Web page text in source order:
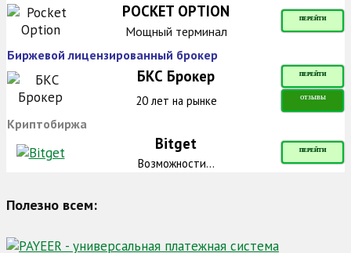
POCKET OPTION ПЕРЕЙТИ
Мощный терминал
Биржевой лицензированный брокер
БКС Брокер ПЕРЕЙТИ
20 лет на рынке ОТЗЫВЫ
Криптобиржа
Bitget ПЕРЕЙТИ
Возможности...
Полезно всем: